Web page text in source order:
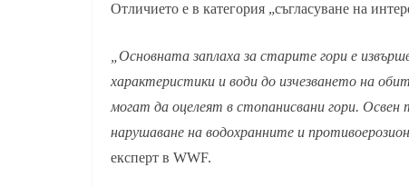
Отличието е в категория „съгласуване на
„Основната заплаха за старите гори е
характеристики и води до изчезването на
могат да оцелеят в стопанисвани гори. Освен
нарушаване на водохранните и
експерт в WWF.